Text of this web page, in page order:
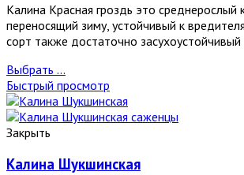
Калина Красная гроздь это среднерослый
переносящий зиму, устойчивый к
сорт также достаточно засухоустойчивый
Выбрать ...
Быстрый просмотр
Закрыть
Калина Шукшинская